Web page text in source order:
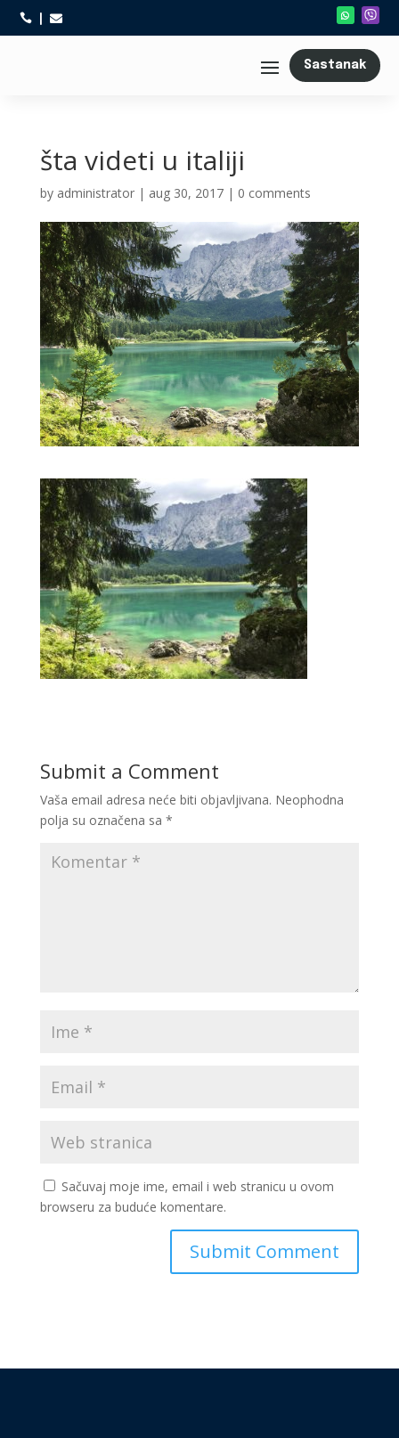
 
Sastanak
šta videti u italiji
by administrator| aug 30, 2017| 0 comments
Submit a Comment
Vaša email adresa neće biti objavljivana. Neophodna
polja su označena sa *
Sačuvaj moje ime, email i web stranicu u ovom
browseru za buduće komentare.